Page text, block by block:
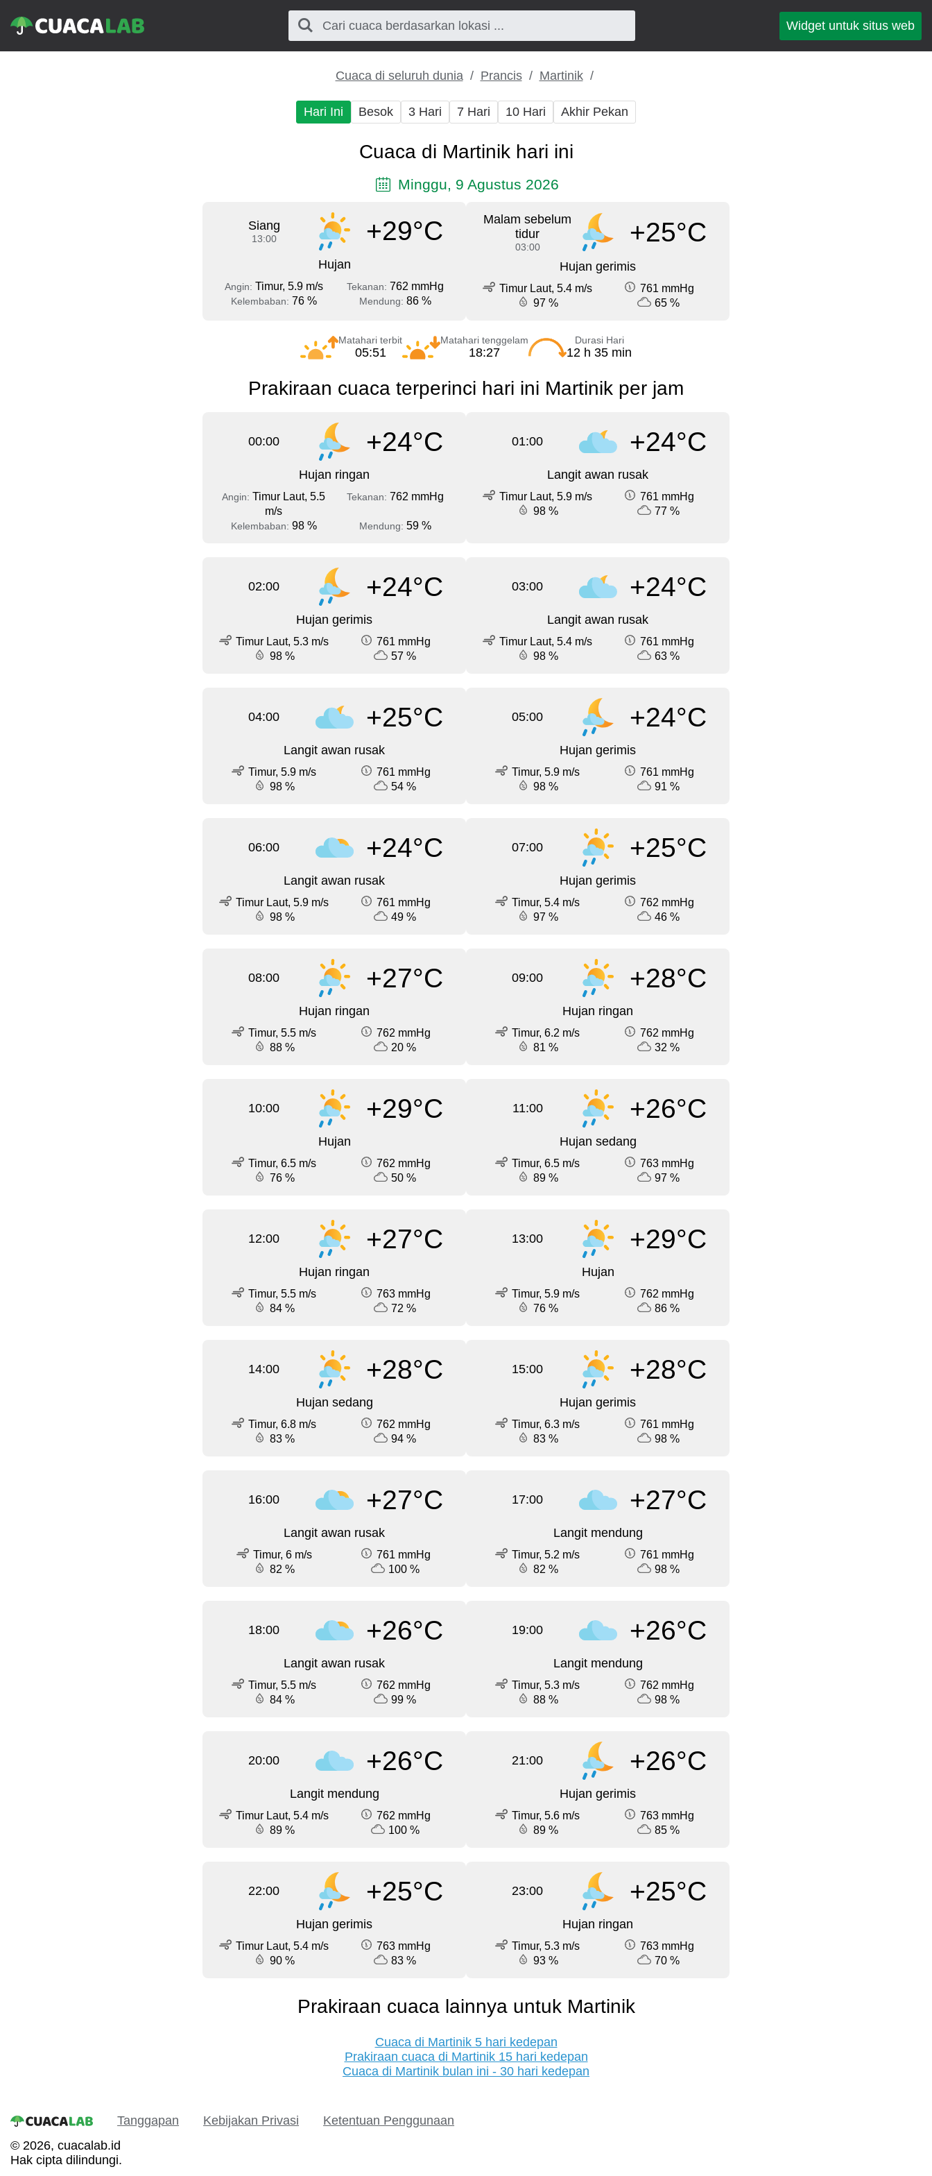
Widget untuk situs web
Cuaca di seluruh dunia Prancis Martinik
Hari Ini Besok 3 Hari 7 Hari 10 Hari Akhir Pekan
Cuaca di Martinik hari ini
Minggu, 9 Agustus 2026
Siang
13:00 +29°C
Hujan
Angin: Timur, 5.9 m/s Tekanan: 762 mmHg
Kelembaban: 76 % Mendung: 86 %
Malam sebelum
tidur
03:00 +25°C
Hujan gerimis
Timur Laut, 5.4 m/s
761 mmHg
97 %
65 %
Matahari terbit
05:51
Matahari tenggelam
18:27
Durasi Hari
12 h 35 min
Prakiraan cuaca terperinci hari ini Martinik per jam
00:00 +24°C
Hujan ringan
Angin: Timur Laut, 5.5
m/s
Tekanan: 762 mmHg
Kelembaban: 98 % Mendung: 59 %
01:00 +24°C
Langit awan rusak
Timur Laut, 5.9 m/s
761 mmHg
98 %
77 %
02:00 +24°C
Hujan gerimis
Timur Laut, 5.3 m/s
761 mmHg
98 %
57 %
03:00 +24°C
Langit awan rusak
Timur Laut, 5.4 m/s
761 mmHg
98 %
63 %
04:00 +25°C
Langit awan rusak
Timur, 5.9 m/s
761 mmHg
98 %
54 %
05:00 +24°C
Hujan gerimis
Timur, 5.9 m/s
761 mmHg
98 %
91 %
06:00 +24°C
Langit awan rusak
Timur Laut, 5.9 m/s
761 mmHg
98 %
49 %
07:00 +25°C
Hujan gerimis
Timur, 5.4 m/s
762 mmHg
97 %
46 %
08:00 +27°C
Hujan ringan
Timur, 5.5 m/s
762 mmHg
88 %
20 %
09:00 +28°C
Hujan ringan
Timur, 6.2 m/s
762 mmHg
81 %
32 %
10:00 +29°C
Hujan
Timur, 6.5 m/s
762 mmHg
76 %
50 %
11:00 +26°C
Hujan sedang
Timur, 6.5 m/s
763 mmHg
89 %
97 %
12:00 +27°C
Hujan ringan
Timur, 5.5 m/s
763 mmHg
84 %
72 %
13:00 +29°C
Hujan
Timur, 5.9 m/s
762 mmHg
76 %
86 %
14:00 +28°C
Hujan sedang
Timur, 6.8 m/s
762 mmHg
83 %
94 %
15:00 +28°C
Hujan gerimis
Timur, 6.3 m/s
761 mmHg
83 %
98 %
16:00 +27°C
Langit awan rusak
Timur, 6 m/s
761 mmHg
82 %
100 %
17:00 +27°C
Langit mendung
Timur, 5.2 m/s
761 mmHg
82 %
98 %
18:00 +26°C
Langit awan rusak
Timur, 5.5 m/s
762 mmHg
84 %
99 %
19:00 +26°C
Langit mendung
Timur, 5.3 m/s
762 mmHg
88 %
98 %
20:00 +26°C
Langit mendung
Timur Laut, 5.4 m/s
762 mmHg
89 %
100 %
21:00 +26°C
Hujan gerimis
Timur, 5.6 m/s
763 mmHg
89 %
85 %
22:00 +25°C
Hujan gerimis
Timur Laut, 5.4 m/s
763 mmHg
90 %
83 %
23:00 +25°C
Hujan ringan
Timur, 5.3 m/s
763 mmHg
93 %
70 %
Prakiraan cuaca lainnya untuk Martinik
Cuaca di Martinik 5 hari kedepan
Prakiraan cuaca di Martinik 15 hari kedepan
Cuaca di Martinik bulan ini - 30 hari kedepan
Tanggapan Kebijakan Privasi
Ketentuan Penggunaan
© 2026, cuacalab.id
Hak cipta dilindungi.